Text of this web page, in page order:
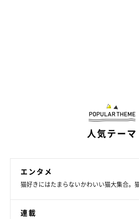
人気テーマ
エンタメ
猫好きにはたまらないかわいい猫大集合。
連載